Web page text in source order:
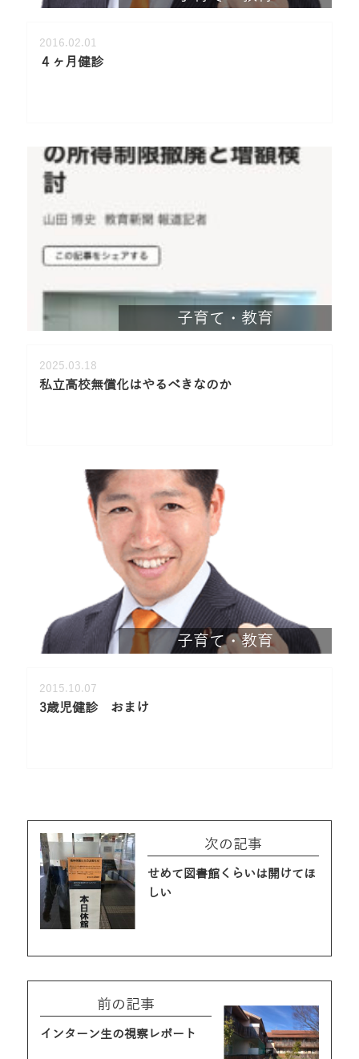
2016.02.01
４ヶ月健診
子育て・教育
2025.03.18
私立高校無償化はやるべきなのか
子育て・教育
2015.10.07
3歳児健診 おまけ
次の記事
せめて図書館くらいは開けてほ
しい
前の記事
インターン生の視察レポート